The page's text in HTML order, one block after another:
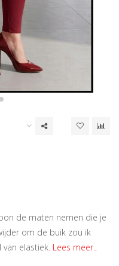
de maten nemen die je
om de buik zou ik
van elastiek. Lees meer..